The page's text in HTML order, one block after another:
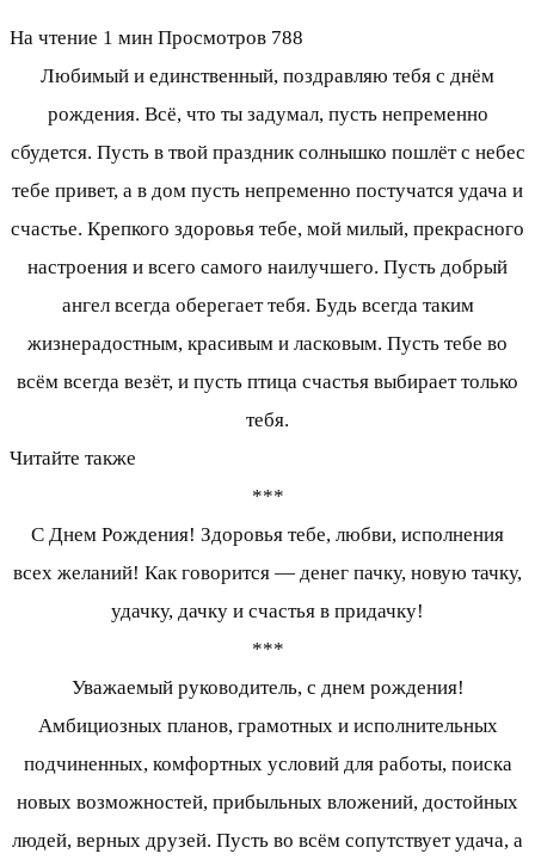
На чтение 1 мин Просмотров 788
Любимый и единственный, поздравляю тебя с днём
рождения. Всё, что ты задумал, пусть непременно
сбудется. Пусть в твой праздник солнышко пошлёт с небес
тебе привет, а в дом пусть непременно постучатся удача и
счастье. Крепкого здоровья тебе, мой милый, прекрасного
настроения и всего самого наилучшего. Пусть добрый
ангел всегда оберегает тебя. Будь всегда таким
жизнерадостным, красивым и ласковым. Пусть тебе во
всём всегда везёт, и пусть птица счастья выбирает только
тебя.
Читайте также
***
С Днем Рождения! Здоровья тебе, любви, исполнения
всех желаний! Как говорится — денег пачку, новую тачку,
удачку, дачку и счастья в придачку!
***
Уважаемый руководитель, с днем рождения!
Амбициозных планов, грамотных и исполнительных
подчиненных, комфортных условий для работы, поиска
новых возможностей, прибыльных вложений, достойных
людей, верных друзей. Пусть во всём сопутствует удача, а